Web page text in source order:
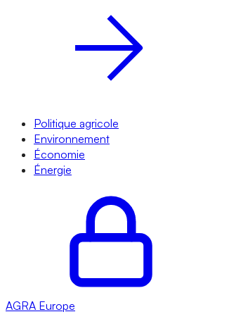
Politique agricole
Environnement
Économie
Énergie
AGRA Europe